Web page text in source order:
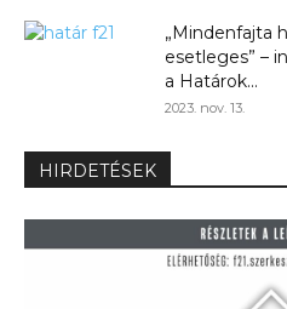
„Mindenfajta
esetleges” –
a Határok...
2023. nov. 13.
HIRDETÉSEK